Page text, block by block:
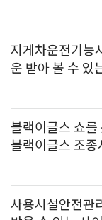
지게차운전기능
운 받아 볼 수 있
블랙이글스 쇼
블랙이글스 조
사용시설안전관